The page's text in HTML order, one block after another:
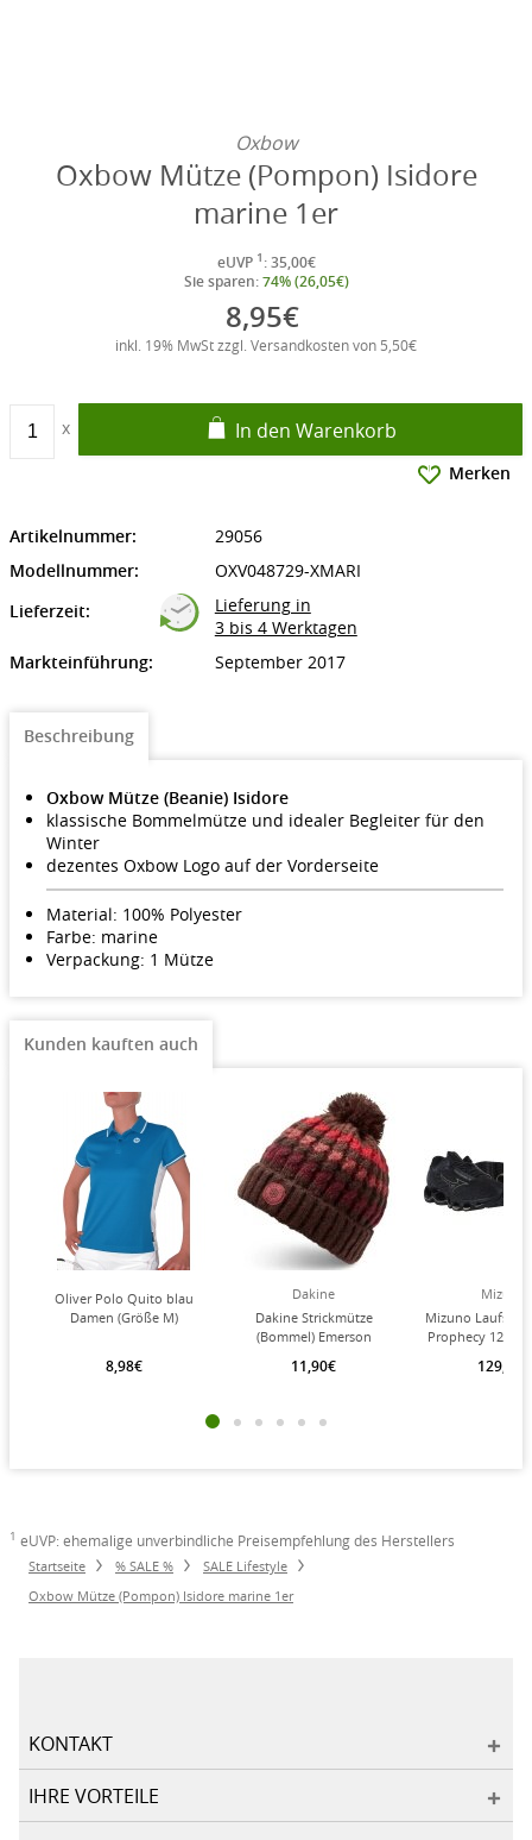
Oxbow
Oxbow Mütze (Pompon) Isidore
marine 1er
eUVP 1 : 35,00€
Sie sparen:74% (26,05€)
8,95€
inkl. 19% MwSt zzgl. Versandkosten von 5,50€
In den Warenkorb
Merken
Artikelnummer:
29056
Modellnummer:
OXV048729-XMARI
Lieferzeit:
Lieferung in
3 bis 4 Werktagen
Markteinführung:
September 2017
Beschreibung
Oxbow Mütze (Beanie) Isidore
klassische Bommelmütze und idealer Begleiter für den
Winter
dezentes Oxbow Logo auf der Vorderseite
Material: 100% Polyester
Farbe: marine
Verpackung: 1 Mütze
Kunden kauften auch
Oliver Polo Quito blau
Damen (Größe M)
8,98€
Dakine
Dakine Strickmütze
(Bommel) Emerson
Stück
11,90€
Mizuno
Mizuno
Prophecy 12
129,90€
1 eUVP: ehemalige unverbindliche Preisempfehlung des Herstellers
Startseite % SALE %
SALE Lifestyle
Oxbow Mütze (Pompon) Isidore marine 1er
KONTAKT
IHRE VORTEILE